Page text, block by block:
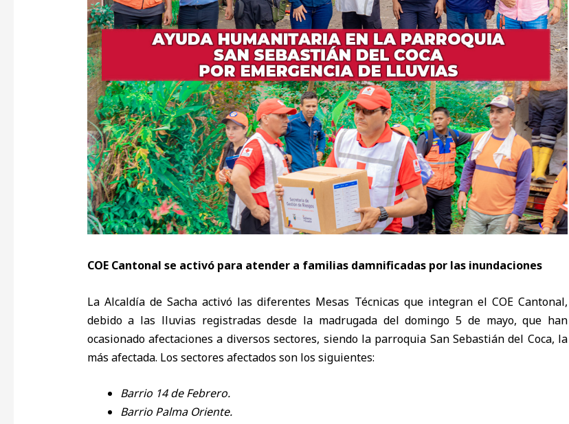
COE Cantonal se activó para atender a familias damnificadas por las inundaciones
La Alcaldía de Sacha activó las diferentes Mesas Técnicas que integran el COE Cantonal,
debido a las lluvias registradas desde la madrugada del domingo 5 de mayo, que han
ocasionado afectaciones a diversos sectores, siendo la parroquia San Sebastián del Coca, la
más afectada. Los sectores afectados son los siguientes:
Barrio 14 de Febrero.
Barrio Palma Oriente.